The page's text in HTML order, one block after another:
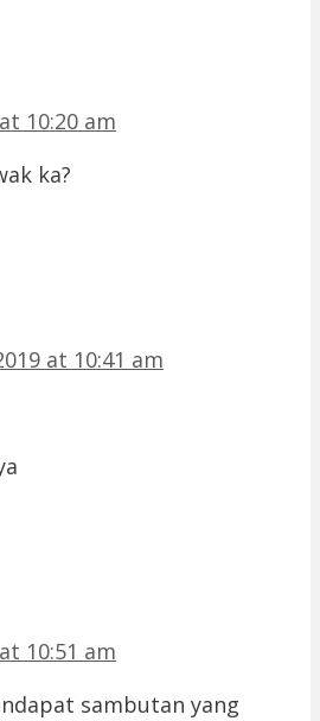
10:20 am
ka?
at 10:41 am
10:51 am
sambutan yang